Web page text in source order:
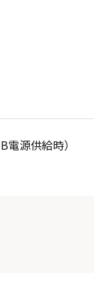
源供給時）